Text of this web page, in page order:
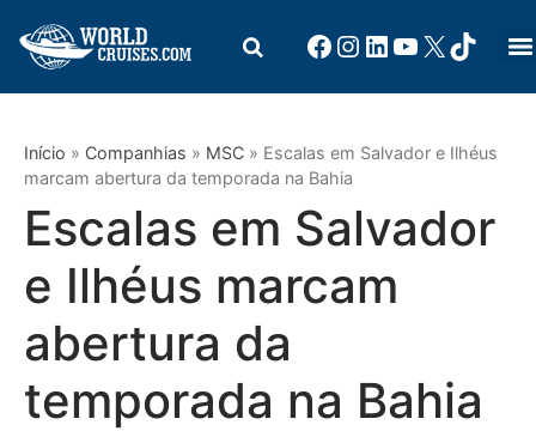
Início » Companhias » MSC » Escalas em Salvador e Ilhéus
marcam abertura da temporada na Bahia
Escalas em Salvador
e Ilhéus marcam
abertura da
temporada na Bahia